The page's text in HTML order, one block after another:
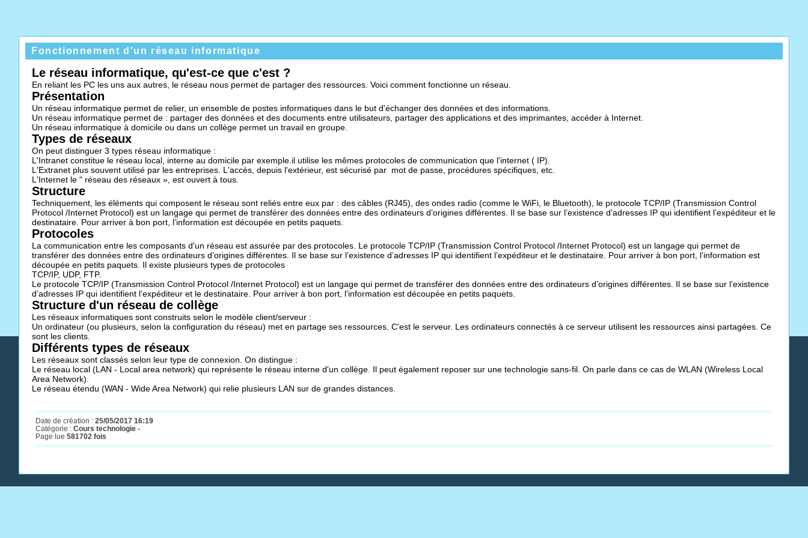
Fonctionnement d'un réseau informatique
Le réseau informatique, qu'est-ce que c'est ?
En reliant les PC les uns aux autres, le réseau nous permet de partager des ressources. Voici comment fonctionne un réseau.
Présentation
Un réseau informatique permet de relier, un ensemble de postes informatiques dans le but d'échanger des données et des informations.
Un réseau informatique permet de : partager des données et des documents entre utilisateurs, partager des applications et des imprimantes, accéder à Internet.
Un réseau informatique à domicile ou dans un collège permet un travail en groupe.
Types de réseaux
On peut distinguer 3 types réseau informatique :
L'Intranet constitue le réseau local, interne au domicile par exemple.il utilise les mêmes protocoles de communication que l'internet ( IP).
L'Extranet plus souvent utilisé par les entreprises. L'accès, depuis l'extérieur, est sécurisé par mot de passe, procédures spécifiques, etc.
L'Internet le " réseau des réseaux », est ouvert à tous.
Structure
Techniquement, les éléments qui composent le réseau sont reliés entre eux par : des câbles (RJ45), des ondes radio (comme le WiFi, le Bluetooth), le protocole TCP/IP (Transmission Control
Protocol /Internet Protocol) est un langage qui permet de transférer des données entre des ordinateurs d’origines différentes. Il se base sur l’existence d’adresses IP qui identifient l’expéditeur et le
destinataire. Pour arriver à bon port, l’information est découpée en petits paquets.
Protocoles
La communication entre les composants d'un réseau est assurée par des protocoles. Le protocole TCP/IP (Transmission Control Protocol /Internet Protocol) est un langage qui permet de
transférer des données entre des ordinateurs d’origines différentes. Il se base sur l’existence d’adresses IP qui identifient l’expéditeur et le destinataire. Pour arriver à bon port, l’information est
découpée en petits paquets. Il existe plusieurs types de protocoles
TCP/IP, UDP, FTP.
Le protocole TCP/IP (Transmission Control Protocol /Internet Protocol) est un langage qui permet de transférer des données entre des ordinateurs d’origines différentes. Il se base sur l’existence
d’adresses IP qui identifient l’expéditeur et le destinataire. Pour arriver à bon port, l’information est découpée en petits paquets.
Structure d'un réseau de collège
Les réseaux informatiques sont construits selon le modèle client/serveur :
Un ordinateur (ou plusieurs, selon la configuration du réseau) met en partage ses ressources. C'est le serveur. Les ordinateurs connectés à ce serveur utilisent les ressources ainsi partagées. Ce
sont les clients.
Différents types de réseaux
Les réseaux sont classés selon leur type de connexion. On distingue :
Le réseau local (LAN - Local area network) qui représente le réseau interne d'un collège. Il peut également reposer sur une technologie sans-fil. On parle dans ce cas de WLAN (Wireless Local
Area Network).
Le réseau étendu (WAN - Wide Area Network) qui relie plusieurs LAN sur de grandes distances.
Date de création : 25/05/2017 16:19
Catégorie : Cours technologie -
Page lue 581702 fois